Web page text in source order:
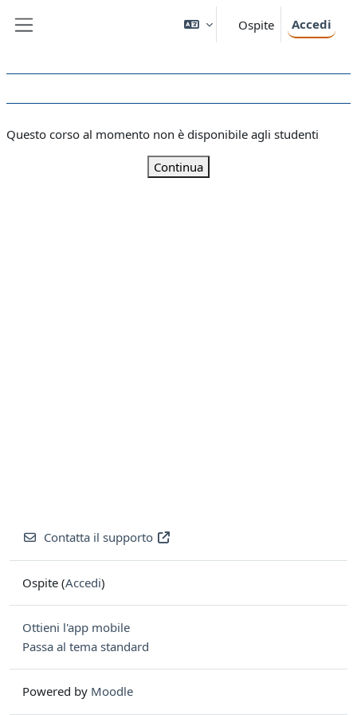
Ospite Accedi
Questo corso al momento non è disponibile agli studenti
Continua
Contatta il supporto
Ospite (Accedi)
Ottieni l'app mobile
Passa al tema standard
Powered by Moodle